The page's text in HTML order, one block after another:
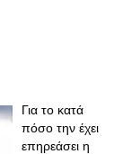
Για το κατά
πόσο την έχει
επηρεάσει η